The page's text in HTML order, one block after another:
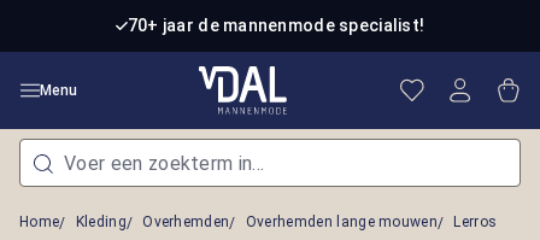
Ga naar de hoofdinhoud70+ jaar de mannenmode specialist!
Menu Je hebt 0
Home Kleding Overhemden Overhemden lange mouwen Lerros